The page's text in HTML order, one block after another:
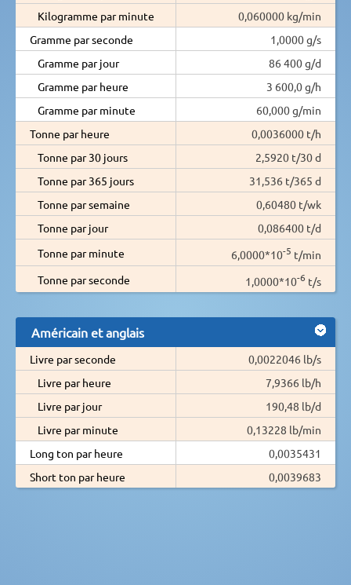
Kilogramme par minute
0,060000 kg/min
Gramme par seconde
1,0000 g/s
Gramme par jour
86 400 g/d
Gramme par heure
3 600,0 g/h
Gramme par minute
60,000 g/min
Tonne par heure
0,0036000 t/h
Tonne par 30 jours
2,5920 t/30 d
Tonne par 365 jours
31,536 t/365 d
Tonne par semaine
0,60480 t/wk
Tonne par jour
0,086400 t/d
Tonne par minute
6,0000*10-5 t/min
Tonne par seconde
1,0000*10-6 t/s
Américain et anglais
Livre par seconde
0,0022046 lb/s
Livre par heure
7,9366 lb/h
Livre par jour
190,48 lb/d
Livre par minute
0,13228 lb/min
Long ton par heure
0,0035431
Short ton par heure
0,0039683